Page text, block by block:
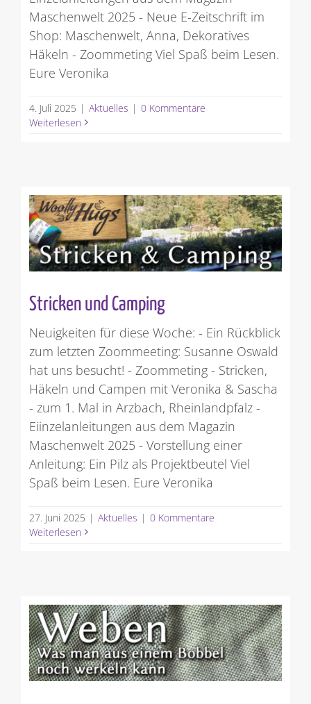
Maschenwelt 2025 - Neue E-Zeitschrift im
Shop: Maschenwelt, Anna, Dekoratives
Häkeln - Zoommeting Viel Spaß beim Lesen.
Eure Veronika
4. Juli 2025 | Aktuelles | 0 Kommentare
Weiterlesen
Stricken und Camping
Neuigkeiten für diese Woche: - Ein Rückblick
zum letzten Zoommeeting: Susanne Oswald
hat uns besucht! - Zoommeting - Stricken,
Häkeln und Campen mit Veronika & Sascha
- zum 1. Mal in Arzbach, Rheinlandpfalz -
Eiinzelanleitungen aus dem Magazin
Maschenwelt 2025 - Vorstellung einer
Anleitung: Ein Pilz als Projektbeutel Viel
Spaß beim Lesen. Eure Veronika
27. Juni 2025 | Aktuelles | 0 Kommentare
Weiterlesen